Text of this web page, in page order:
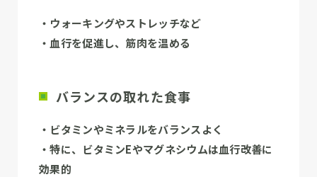
・ウォーキングやストレッチなど
・血行を促進し、筋肉を温める
バランスの取れた食事
・ビタミンやミネラルをバランスよく
・特に、ビタミンEやマグネシウムは血行改善に
効果的